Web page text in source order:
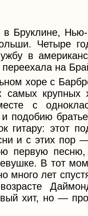
Бруклине,
Четыре
в
на
хоре с
самых крупных
с
и подобию
гитару: этот
и с этих пор
первую
В тот
много лет
возрасте
хит, но —